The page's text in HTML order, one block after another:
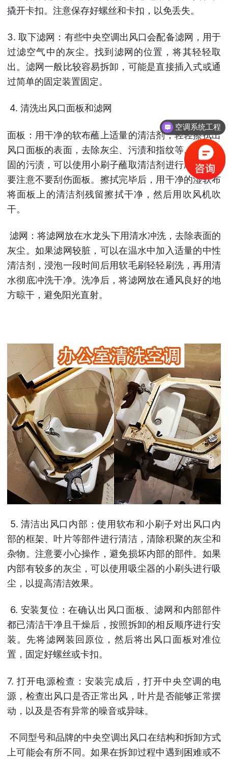
撬开卡扣。注意保存好螺丝和卡扣，以免丢失。
3. 取下滤网：有些中央空调出风口会配备滤网，用于
过滤空气中的灰尘。找到滤网的位置，将其轻轻取
出。滤网一般比较容易拆卸，可能是直接插入式或通
过简单的固定装置固定。
4. 清洗出风口面板和滤网
面板：用干净的软布蘸上适量的清洁剂，轻轻擦拭出
风口面板的表面，去除灰尘、污渍和指纹等。对于顽
固的污渍，可以使用小刷子蘸取清洁剂进行刷洗，但
要注意不要刮伤面板。擦拭完毕后，用干净的湿软布
将面板上的清洁剂残留擦拭干净，然后用吹风机吹
干。
滤网：将滤网放在水龙头下用清水冲洗，去除表面的
灰尘。如果滤网较脏，可以在温水中加入适量的中性
清洁剂，浸泡一段时间后用软毛刷轻轻刷洗，再用清
水彻底冲洗干净。洗净后，将滤网放在通风良好的地
方晾干，避免阳光直射。
5. 清洁出风口内部：使用软布和小刷子对出风口内
部的框架、叶片等部件进行清洁，清除积聚的灰尘和
杂物。注意要小心操作，避免损坏内部的部件。如果
内部有较多的灰尘，可以使用吸尘器的小刷头进行吸
尘，以提高清洁效果。
6. 安装复位：在确认出风口面板、滤网和内部部件
都已清洁干净且干燥后，按照拆卸的相反顺序进行安
装。先将滤网装回原位，然后将出风口面板对准位
置，固定好螺丝或卡扣。
7. 打开电源检查：安装完成后，打开中央空调的电
源，检查出风口是否正常出风，叶片是否能够正常摆
动，以及是否有异常的噪音或异味。
不同型号和品牌的中央空调出风口在结构和拆卸方式
上可能会有所不同。如果在拆卸过程中遇到困难或不
空调系统工程